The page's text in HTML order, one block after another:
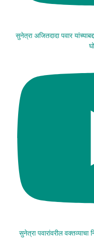
सुनेत्रा अजितदादा पवार
सुनेत्रा पवारांवरील वक्तव्याचा